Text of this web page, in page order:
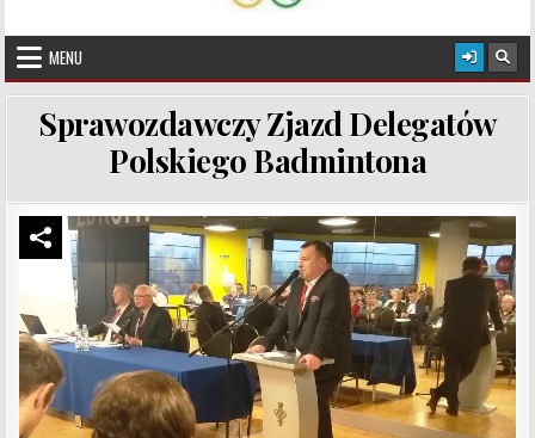
UKS Hubal Białystok
MENU
Sprawozdawczy Zjazd Delegatów
Polskiego Badmintona